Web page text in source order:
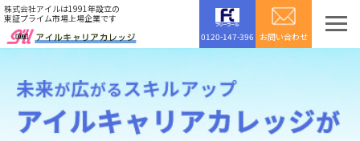
株式会社アイルは1991年設立の
東証プライム市場上場企業です
0120-147-396 お問い合わせ